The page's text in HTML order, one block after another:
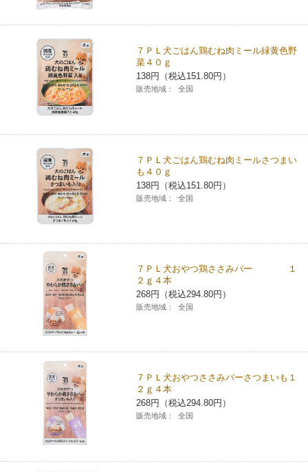
７ＰＬ犬ごはん鶏むね肉ミール緑黄色野
菜４０ｇ
138円（税込151.80円）
販売地域： 全国
７ＰＬ犬ごはん鶏むね肉ミールさつまい
も４０ｇ
138円（税込151.80円）
販売地域： 全国
７ＰＬ犬おやつ鶏ささみバー １
２ｇ４本
268円（税込294.80円）
販売地域： 全国
７ＰＬ犬おやつささみバーさつまいも１
２ｇ４本
268円（税込294.80円）
販売地域： 全国